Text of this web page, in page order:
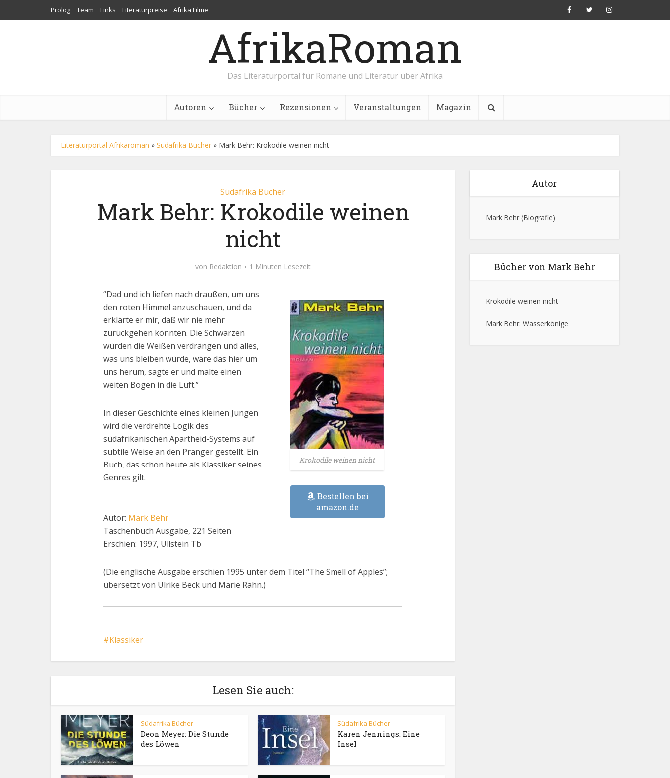
Prolog Team Links Literaturpreise Afrika Filme
AfrikaRoman
Das Literaturportal für Romane und Literatur über Afrika
Autoren Bücher Rezensionen Veranstaltungen Magazin
Literaturportal Afrikaroman » Südafrika Bücher » Mark Behr: Krokodile weinen nicht
Südafrika Bücher
Mark Behr: Krokodile weinen
nicht
von Redaktion 1 Minuten Lesezeit
Krokodile weinen nicht
Bestellen bei
amazon.de
“Dad und ich liefen nach draußen, um uns
den roten Himmel anzuschauen, und da
erklärte er mir, daß wir nie mehr
zurückgehen könnten. Die Schwarzen
würden die Weißen verdrängen und alles,
was uns bleiben würde, wäre das hier um
uns herum, sagte er und malte einen
weiten Bogen in die Luft.”
In dieser Geschichte eines kleinen Jungen
wird die verdrehte Logik des
südafrikanischen Apartheid-Systems auf
subtile Weise an den Pranger gestellt. Ein
Buch, das schon heute als Klassiker seines
Genres gilt.
Autor: Mark Behr
Taschenbuch Ausgabe, 221 Seiten
Erschien: 1997, Ullstein Tb
(Die englische Ausgabe erschien 1995 unter dem Titel “The Smell of Apples”;
übersetzt von Ulrike Beck und Marie Rahn.)
Klassiker
Lesen Sie auch:
Südafrika Bücher
Deon Meyer: Die Stunde
des Löwen
Südafrika Bücher
Karen Jennings: Eine
Insel
Autor
Mark Behr (Biografie)
Bücher von Mark Behr
Krokodile weinen nicht
Mark Behr: Wasserkönige